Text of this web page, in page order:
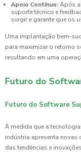
Apoio Contínuo:Após a
suporte técnico e
surgir e garante que os
Uma implantação bem-
para maximizar o retorno
resultando em uma
Futuro do
Futuro do Software
À medida que a
indústria apresenta
das tendências e